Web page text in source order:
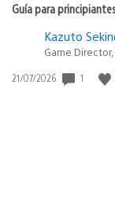
Guía para
Kazuto
Game
Fecha
21/07/2026 1